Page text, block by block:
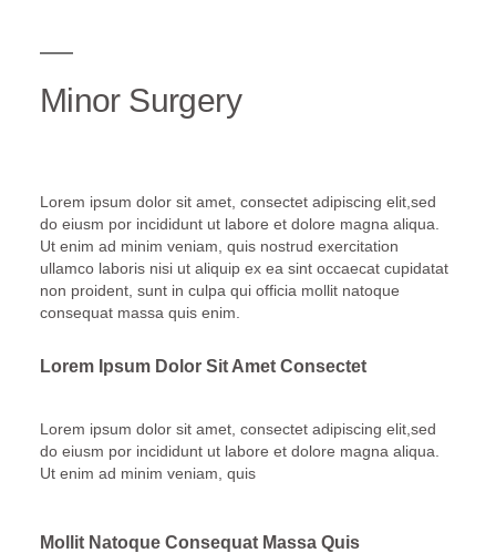
Minor Surgery
Lorem ipsum dolor sit amet, consectet adipiscing elit,sed
do eiusm por incididunt ut labore et dolore magna aliqua.
Ut enim ad minim veniam, quis nostrud exercitation
ullamco laboris nisi ut aliquip ex ea sint occaecat cupidatat
non proident, sunt in culpa qui officia mollit natoque
consequat massa quis enim.
Lorem Ipsum Dolor Sit Amet Consectet
Lorem ipsum dolor sit amet, consectet adipiscing elit,sed
do eiusm por incididunt ut labore et dolore magna aliqua.
Ut enim ad minim veniam, quis
Mollit Natoque Consequat Massa Quis